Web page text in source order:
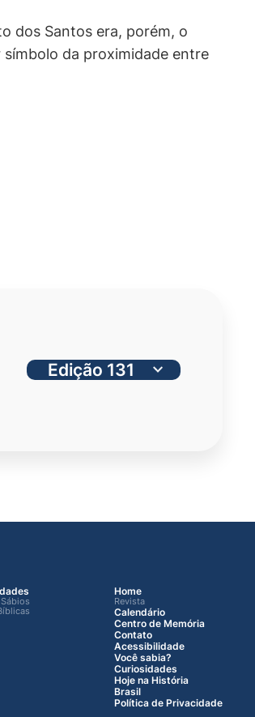
dos Santos era, porém, o
da proximidade entre
Home
Revista
Calendário
Centro de Memória
Contato
Acessibilidade
Você sabia?
Curiosidades
Hoje na História
Brasil
Política de Privacidade